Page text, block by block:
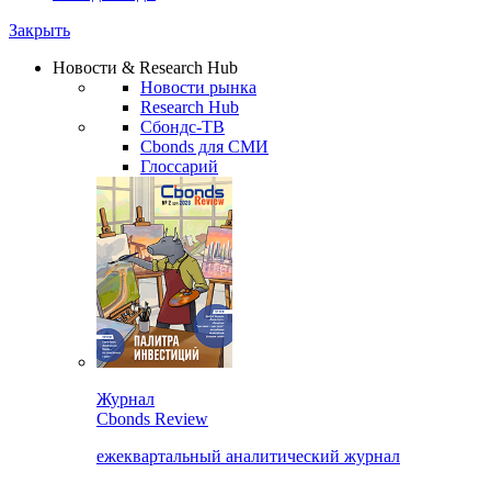
Watchlist
Сбондс Люди
Новости & Research Hub
Новости рынка
Research Hub
Сбондс-ТВ
Cbonds для СМИ
Глоссарий